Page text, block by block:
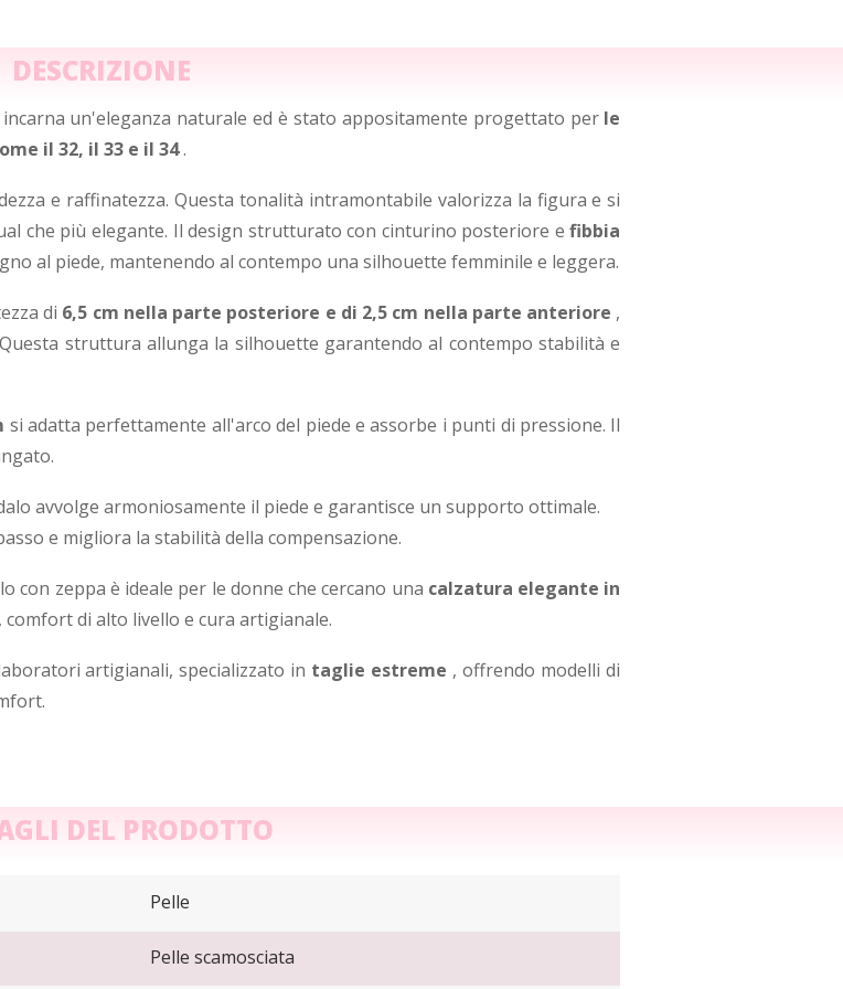
DESCRIZIONE
un'eleganza naturale ed è stato appositamente progettato per le
il 32, il 33 e il 34.
e raffinatezza. Questa tonalità intramontabile valorizza la figura e si
che più elegante. Il design strutturato con cinturino posteriore efibbia
al piede, mantenendo al contempo una silhouette femminile e leggera.
di 6,5 cm nella parte posteriore e di 2,5 cm nella parte anteriore ,
struttura allunga la silhouette garantendo al contempo stabilità e
si adatta perfettamente all'arco del piede e assorbe i punti di pressione. Il
avvolge armoniosamente il piede e garantisce un supporto ottimale.
e migliora la stabilità della compensazione.
con zeppa è ideale per le donne che cercano una calzatura elegante in
di alto livello e cura artigianale.
artigianali, specializzato in taglie estreme , offrendo modelli di
DEL PRODOTTO
Pelle
Pelle scamosciata